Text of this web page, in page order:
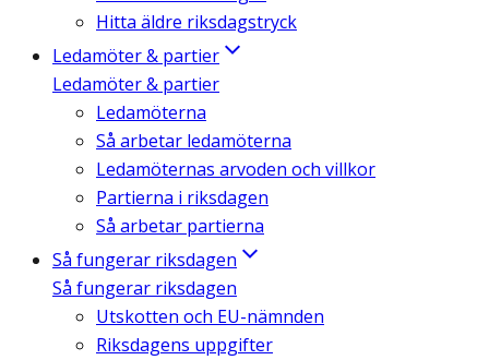
Hitta äldre riksdagstryck
Ledamöter & partier
Ledamöter & partier
Ledamöterna
Så arbetar ledamöterna
Ledamöternas arvoden och villkor
Partierna i riksdagen
Så arbetar partierna
Så fungerar riksdagen
Så fungerar riksdagen
Utskotten och EU-nämnden
Riksdagens uppgifter